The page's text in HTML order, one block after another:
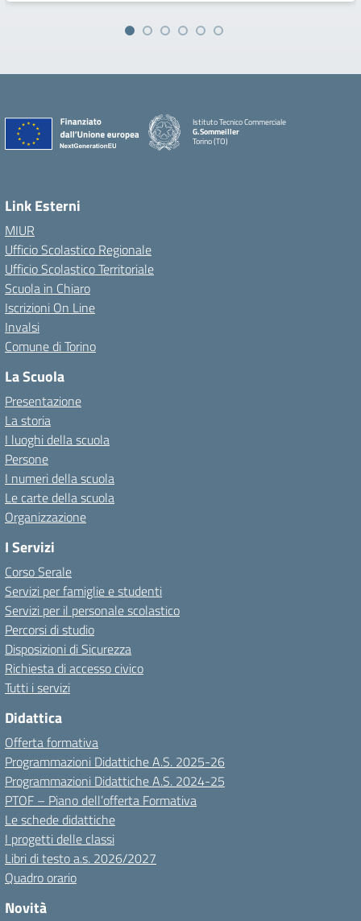
Istituto Tecnico Commerciale
G.Sommeiller
Torino (TO)
Link Esterni
MIUR
Ufficio Scolastico Regionale
Ufficio Scolastico Territoriale
Scuola in Chiaro
Iscrizioni On Line
Invalsi
Comune di Torino
La Scuola
Presentazione
La storia
I luoghi della scuola
Persone
I numeri della scuola
Le carte della scuola
Organizzazione
I Servizi
Corso Serale
Servizi per famiglie e studenti
Servizi per il personale scolastico
Percorsi di studio
Disposizioni di Sicurezza
Richiesta di accesso civico
Tutti i servizi
Didattica
Offerta formativa
Programmazioni Didattiche A.S. 2025-26
Programmazioni Didattiche A.S. 2024-25
PTOF – Piano dell’offerta Formativa
Le schede didattiche
I progetti delle classi
Libri di testo a.s. 2026/2027
Quadro orario
Novità